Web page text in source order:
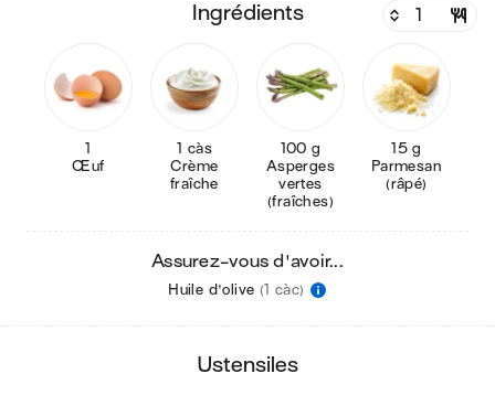
ingrédients
1
Œuf
1 càs
Crème
fraîche
100 g
Asperges
vertes
(fraîches)
15 g
Parmesan
(râpé)
Assurez-vous d'avoir...
Huile d'olive (1 càc)
ustensiles